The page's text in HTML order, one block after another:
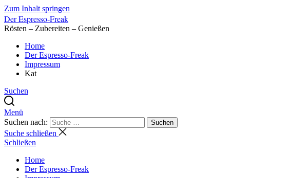
Zum Inhalt springen
Der Espresso-Freak
Rösten – Zubereiten – Genießen
Home
Der Espresso-Freak
Impressum
Kat
Suchen
Menü
Suchen nach:
Suchen
Suche schließen
Schließen
Home
Der Espresso-Freak